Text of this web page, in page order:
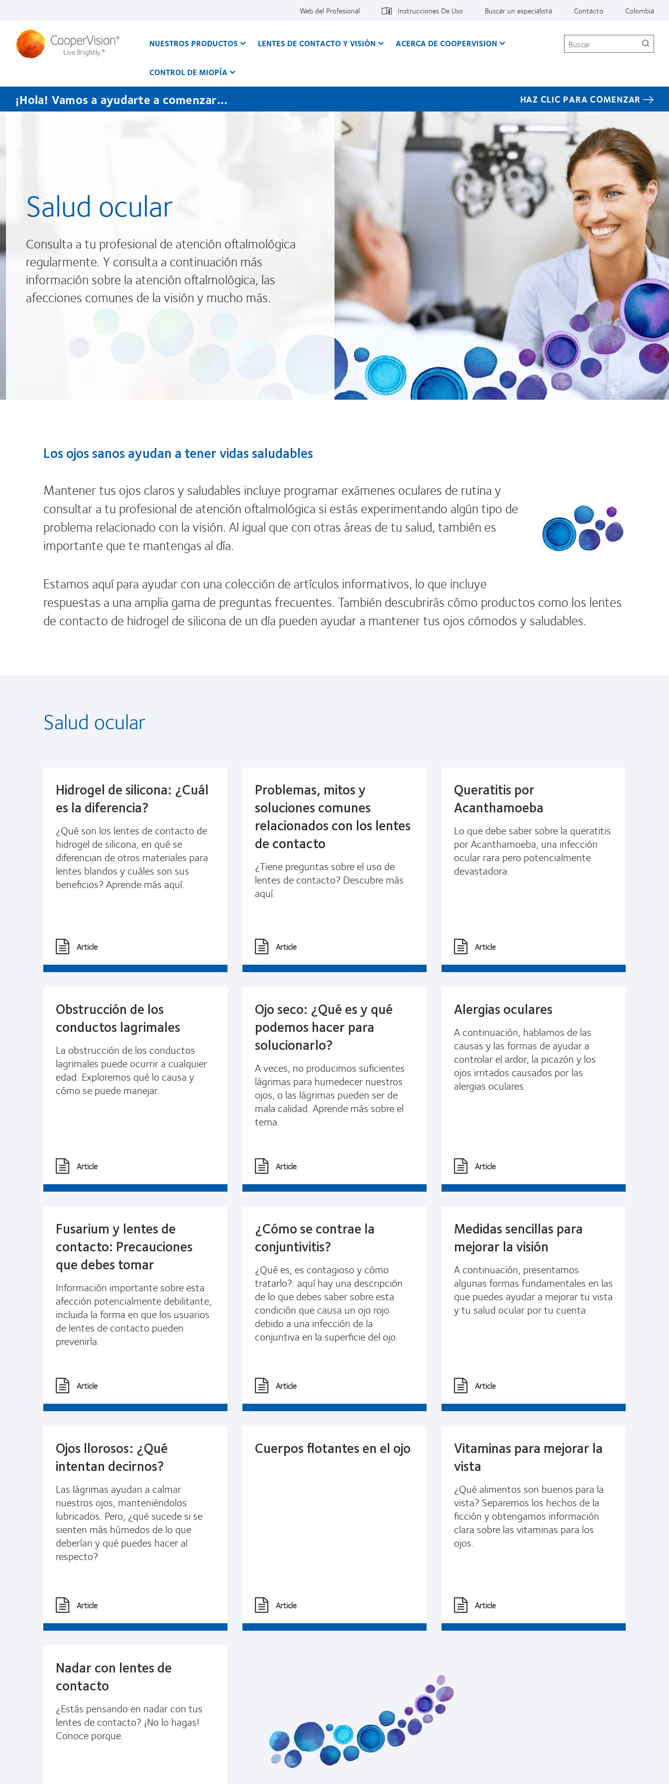
principal
Web del Profesional Instrucciones De Uso Buscar un especialista Contacto Colombia
NUESTROS PRODUCTOS LENTES DE CONTACTO Y VISIÓN ACERCA DE COOPERVISION
CONTROL DE MIOPÍA
Buscar
¡Hola! Vamos a ayudarte a comenzar... HAZ CLIC PARA COMENZAR
Salud ocular
Consulta a tu profesional de atención oftalmológica
regularmente. Y consulta a continuación más
información sobre la atención oftalmológica, las
afecciones comunes de la visión y mucho más.
Los ojos sanos ayudan a tener vidas saludables
Mantener tus ojos claros y saludables incluye programar exámenes oculares de rutina y
consultar a tu profesional de atención oftalmológica si estás experimentando algún tipo de
problema relacionado con la visión. Al igual que con otras áreas de tu salud, también es
importante que te mantengas al día.
Estamos aquí para ayudar con una colección de artículos informativos, lo que incluye
respuestas a una amplia gama de preguntas frecuentes. También descubrirás cómo productos como los lentes
de contacto de hidrogel de silicona de un día pueden ayudar a mantener tus ojos cómodos y saludables.
Salud ocular
Hidrogel de silicona: ¿Cuál
es la diferencia?
¿Qué son los lentes de contacto de
hidrogel de silicona, en qué se
diferencian de otros materiales para
lentes blandos y cuáles son sus
beneficios? Aprende más aquí.
Article
Problemas, mitos y
soluciones comunes
relacionados con los lentes
de contacto
¿Tiene preguntas sobre el uso de
lentes de contacto? Descubre más
aquí.
Article
Queratitis por
Acanthamoeba
Lo que debe saber sobre la queratitis
por Acanthamoeba, una infección
ocular rara pero potencialmente
devastadora.
Article
Obstrucción de los
conductos lagrimales
La obstrucción de los conductos
lagrimales puede ocurrir a cualquier
edad. Exploremos qué lo causa y
cómo se puede manejar.
Article
Ojo seco: ¿Qué es y qué
podemos hacer para
solucionarlo?
A veces, no producimos suficientes
lágrimas para humedecer nuestros
ojos, o las lágrimas pueden ser de
mala calidad. Aprende más sobre el
tema.
Article
Alergias oculares
A continuación, hablamos de las
causas y las formas de ayudar a
controlar el ardor, la picazón y los
ojos irritados causados ​​por las
alergias oculares.
Article
Fusarium y lentes de
contacto: Precauciones
que debes tomar
Información importante sobre esta
afección potencialmente debilitante,
incluida la forma en que los usuarios
de lentes de contacto pueden
prevenirla.
Article
¿Cómo se contrae la
conjuntivitis?
¿Qué es, es contagioso y cómo
tratarlo?: aquí hay una descripción
de lo que debes saber sobre esta
condición que causa un ojo rojo
debido a una infección de la
conjuntiva en la superficie del ojo.
Article
Medidas sencillas para
mejorar la visión
A continuación, presentamos
algunas formas fundamentales en las
que puedes ayudar a mejorar tu vista
y tu salud ocular por tu cuenta.
Article
Ojos llorosos: ¿Qué
intentan decirnos?
Las lágrimas ayudan a calmar
nuestros ojos, manteniéndolos
lubricados. Pero, ¿qué sucede si se
sienten más húmedos de lo que
deberían y qué puedes hacer al
respecto?
Article
Cuerpos flotantes en el ojo
Article
Vitaminas para mejorar la
vista
¿Qué alimentos son buenos para la
vista? Separemos los hechos de la
ficción y obtengamos información
clara sobre las vitaminas para los
ojos.
Article
Nadar con lentes de
contacto
¿Estás pensando en nadar con tus
lentes de contacto? ¡No lo hagas!
Conoce porque.